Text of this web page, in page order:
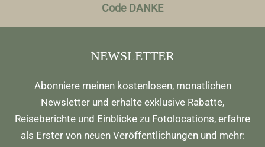
Code DANKE
NEWSLETTER
Abonniere meinen kostenlosen, monatlichen
Newsletter und erhalte exklusive Rabatte,
Reiseberichte und Einblicke zu Fotolocations, erfahre
als Erster von neuen Veröffentlichungen und mehr: